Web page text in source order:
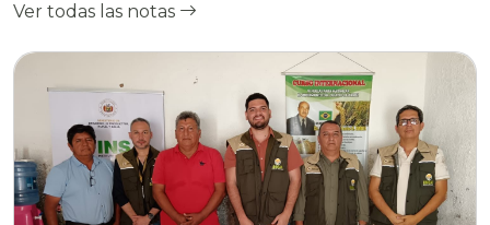
Ver todas las notas